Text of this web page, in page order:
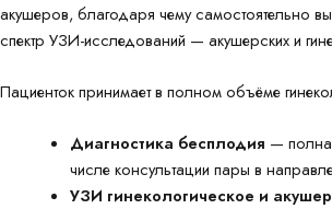
акушеров, благодаря чему самостоятельно
спектр УЗИ-исследований — акушерских и
Пациенток принимает в полном объёме
Диагностика бесплодия —
числе консультации пары в
УЗИ гинекологическое и